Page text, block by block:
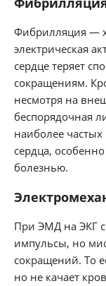
Фибрилляция —
электрическая
сердце теряет
сокращениям.
несмотря на
беспорядочная
наиболее
сердца,
болезнью.
При ЭМД на ЭКГ
импульсы, но
сокращений. То
но не качает